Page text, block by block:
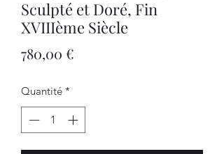
Sculpté et Doré, Fin
XVIIIème Siècle
780,00 €
Quantité *